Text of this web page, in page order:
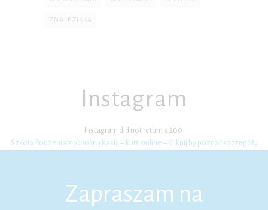
ZNALEZISKA
Instagram
Instagram did not return a 200.
Szkoła Rodzenia z położną Kasią – kurs online – Kliknij by poznać szczegóły
Zapraszam na